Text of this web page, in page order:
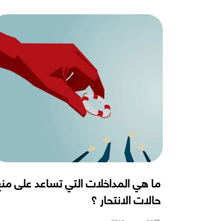
ما هي المداخلات التي تساعد على
حالات الانتحار ؟